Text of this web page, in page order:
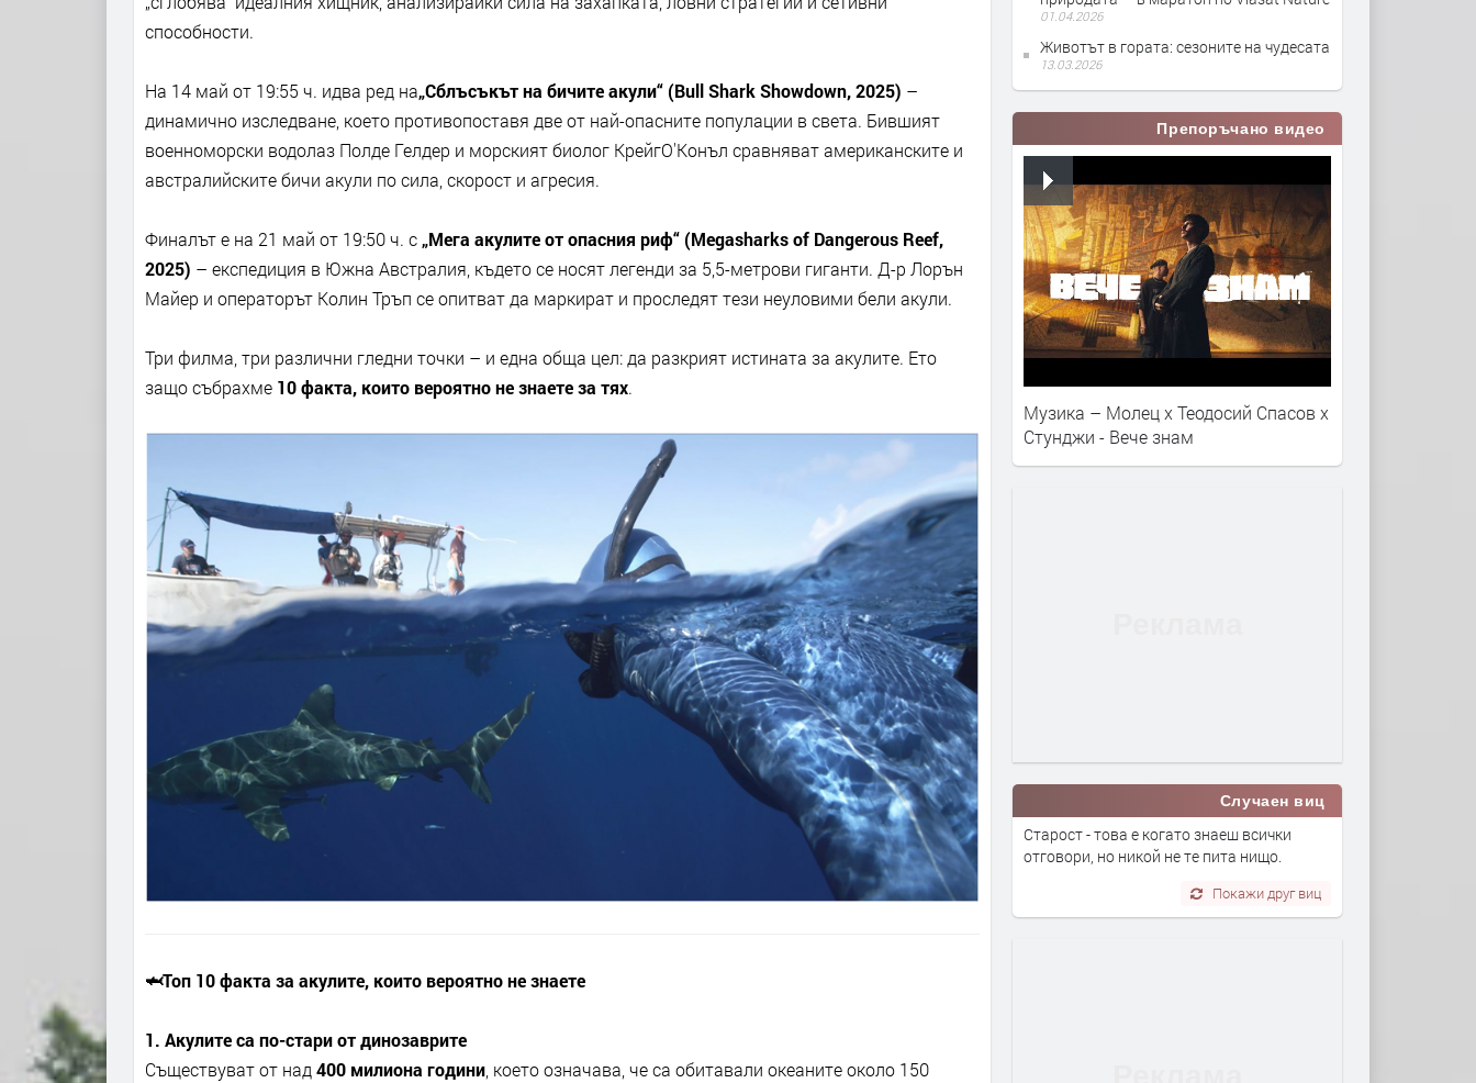
способности.
На 14 май от 19:55 ч. идва ред на„Сблъсъкът на бичите акули“ (Bull Shark Showdown, 2025) –
динамично изследване, което противопоставя две от най-опасните популации в света. Бившият
военноморски водолаз Полде Гелдер и морският биолог КрейгО'Конъл сравняват американските и
австралийските бичи акули по сила, скорост и агресия.
Финалът е на 21 май от 19:50 ч. с„Мега акулите от опасния риф“ (Megasharks of Dangerous Reef,
2025) – експедиция в Южна Австралия, където се носят легенди за 5,5-метрови гиганти. Д-р Лорън
Майер и операторът Колин Тръп се опитват да маркират и проследят тези неуловими бели акули.
Три филма, три различни гледни точки – и една обща цел: да разкрият истината за акулите. Ето
защо събрахме 10 факта, които вероятно не знаете за тях.
🦈Топ 10 факта за акулите, които вероятно не знаете
1. Акулите са по-стари от динозаврите
Съществуват от над400 милиона години, което означава, че са обитавали океаните около 150
01.04.2026
Животът в гората: сезоните на чудесата
13.03.2026
Препоръчано видео
Музика – Молец x Теодосий Спасов х
Стунджи - Вече знам
Случаен виц
Старост - това е когато знаеш всички
отговори, но никой не те пита нищо.
Покажи друг виц